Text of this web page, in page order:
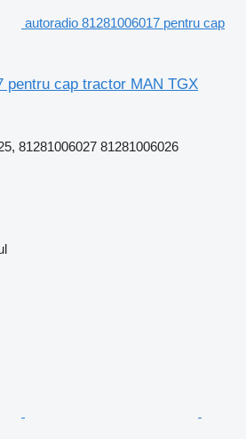
autoradio 81281006017 pentru cap
pentru cap tractor MAN TGX
81281006027 81281006026